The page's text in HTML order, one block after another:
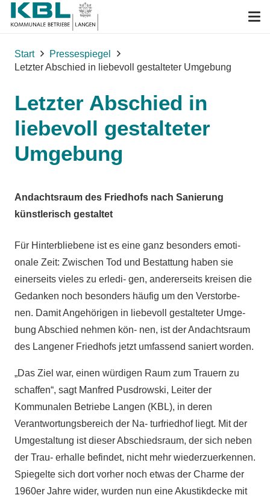
Start
Pressespiegel
Letzter Abschied in liebevoll gestalteter Umgebung
Letzter Abschied in
liebevoll gestalteter
Umgebung
Andachtsraum des Friedhofs nach Sanierung
künstlerisch gestaltet
Für Hinterbliebene ist es eine ganz besonders emoti-
onale Zeit: Zwischen Tod und Bestattung haben sie
einerseits vieles zu erledi- gen, andererseits kreisen die
Gedanken noch besonders häufig um den Verstorbe-
nen. Damit Angehörigen in liebevoll gestalteter Umge-
bung Abschied nehmen kön- nen, ist der Andachtsraum
des Langener Friedhofs jetzt umfassend saniert worden.
„Das Ziel war, einen würdigen Raum zum Trauern zu
schaffen“, sagt Manfred Pusdrowski, Leiter der
Kommunalen Betriebe Langen (KBL), in deren
Verantwortungsbereich der Na- turfriedhof liegt. Mit der
Umgestaltung ist dieser Abschiedsraum, der sich neben
der Trau- erhalle befindet, nicht mehr wiederzuerkennen.
Spiegelte sich dort vorher noch etwas der Charme der
1960er Jahre wider, wurden nun eine Akustikdecke mit